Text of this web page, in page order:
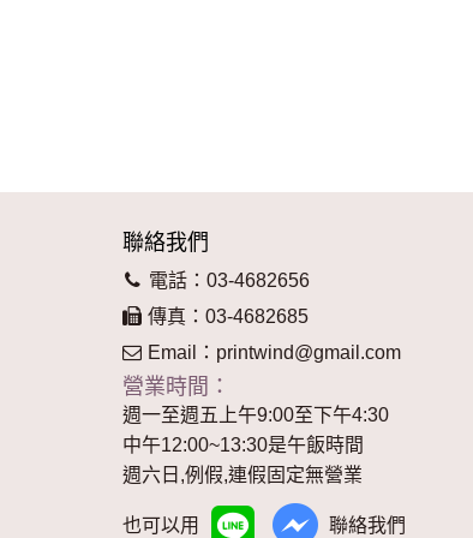
聯絡我們
電話：03-4682656
傳真：03-4682685
Email： printwind@gmail.com
營業時間：
週一至週五上午9:00至下午4:30
中午12:00~13:30是午飯時間
週六日,例假,連假固定無營業
也可以用 聯絡我們